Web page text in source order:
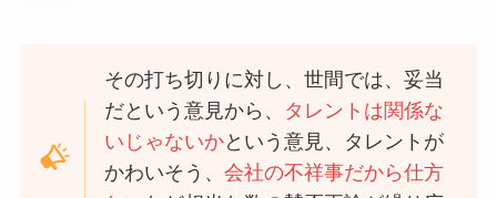
その打ち切りに対し、世間では、妥当
だという意見から、 タレントは関係な
いじゃないかという意見、タレントが
かわいそう、会社の不祥事だから仕方